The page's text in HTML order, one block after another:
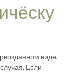
виде,
Если